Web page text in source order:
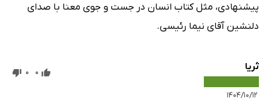
پیشنهادی، مثل کتاب انسان در جست و جوی معنا با صدای
دلنشین آقای نیما رئیسی.
ثریا
۱۴۰۴/۱۰/۱۲
0
0